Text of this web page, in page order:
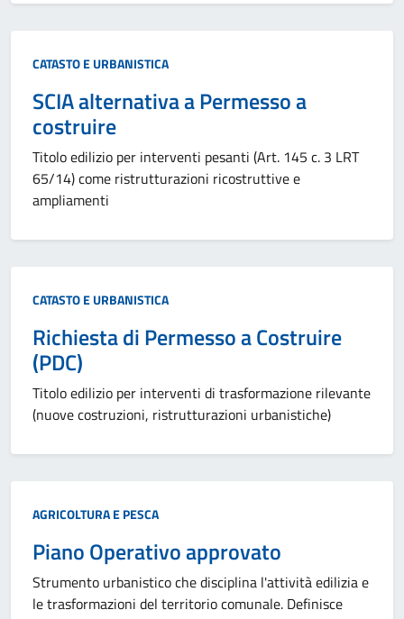
Categoria:
CATASTO E URBANISTICA
SCIA alternativa a Permesso a
costruire
Titolo edilizio per interventi pesanti (Art. 145 c. 3 LRT
65/14) come ristrutturazioni ricostruttive e
ampliamenti
Categoria:
CATASTO E URBANISTICA
Richiesta di Permesso a Costruire
(PDC)
Titolo edilizio per interventi di trasformazione rilevante
(nuove costruzioni, ristrutturazioni urbanistiche)
Categoria:
AGRICOLTURA E PESCA
Piano Operativo approvato
Strumento urbanistico che disciplina l'attività edilizia e
le trasformazioni del territorio comunale. Definisce